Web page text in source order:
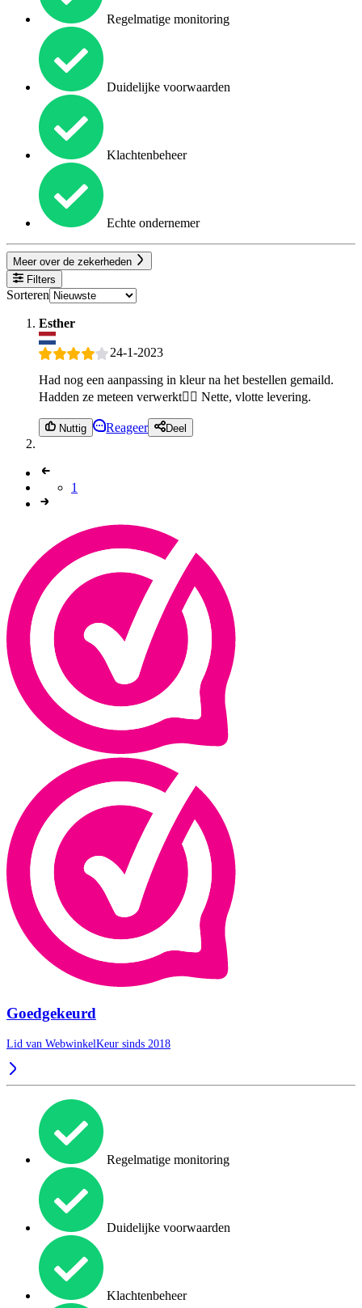
Regelmatige monitoring
Duidelijke voorwaarden
Klachtenbeheer
Echte ondernemer
Meer over de zekerheden
Filters
Sorteren
Esther
24-1-2023
Had nog een aanpassing in kleur na het bestellen gemaild.
Hadden ze meteen verwerkt👍🏻 Nette, vlotte levering.
Nuttig Reageer Deel
1
Goedgekeurd
Lid van WebwinkelKeur sinds 2018
Regelmatige monitoring
Duidelijke voorwaarden
Klachtenbeheer